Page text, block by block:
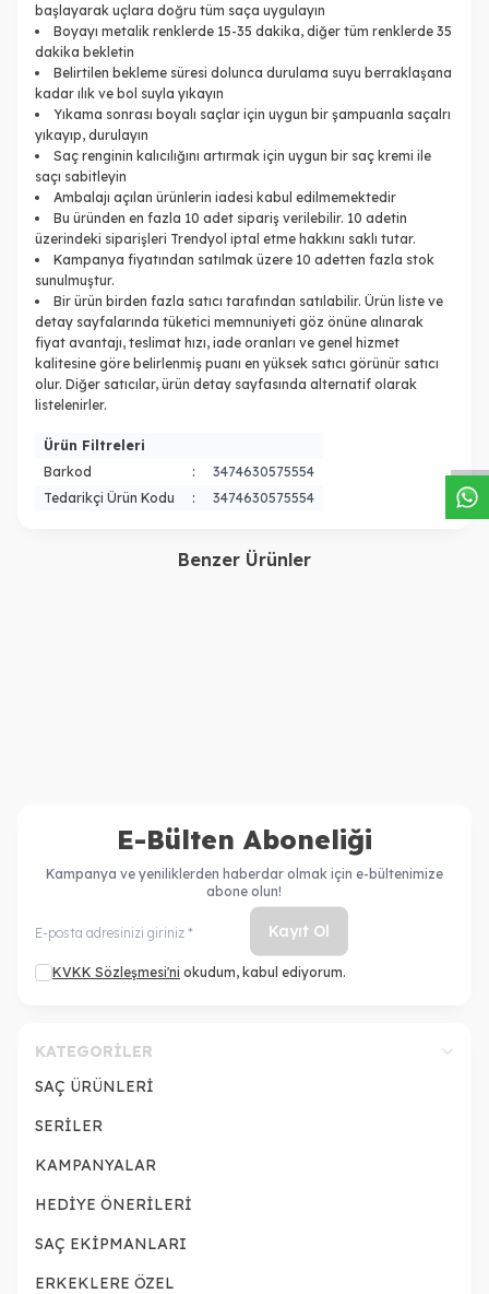
başlayarak uçlara doğru tüm saça uygulayın
Boyayı metalik renklerde 15-35 dakika, diğer tüm renklerde 35
dakika bekletin
Belirtilen bekleme süresi dolunca durulama suyu berraklaşana
kadar ılık ve bol suyla yıkayın
Yıkama sonrası boyalı saçlar için uygun bir şampuanla saçalrı
yıkayıp, durulayın
Saç renginin kalıcılığını artırmak için uygun bir saç kremi ile
saçı sabitleyin
Ambalajı açılan ürünlerin iadesi kabul edilmemektedir
Bu üründen en fazla 10 adet sipariş verilebilir. 10 adetin
üzerindeki siparişleri Trendyol iptal etme hakkını saklı tutar.
Kampanya fiyatından satılmak üzere 10 adetten fazla stok
sunulmuştur.
Bir ürün birden fazla satıcı tarafından satılabilir. Ürün liste ve
detay sayfalarında tüketici memnuniyeti göz önüne alınarak
fiyat avantajı, teslimat hızı, iade oranları ve genel hizmet
kalitesine göre belirlenmiş puanı en yüksek satıcı görünür satıcı
olur. Diğer satıcılar, ürün detay sayfasında alternatif olarak
listelenirler.
Ürün Filtreleri
Barkod
:
3474630575554
Tedarikçi Ürün Kodu
: 3474630575554
Benzer Ürünler
E-Bülten Aboneliği
Kampanya ve yeniliklerden haberdar olmak için e-bültenimize
abone olun!
Kayıt Ol
KVKK Sözleşmesi'ni okudum, kabul ediyorum.
KATEGORILER
SAÇ ÜRÜNLERİ
SERİLER
KAMPANYALAR
HEDİYE ÖNERİLERİ
SAÇ EKİPMANLARI
ERKEKLERE ÖZEL